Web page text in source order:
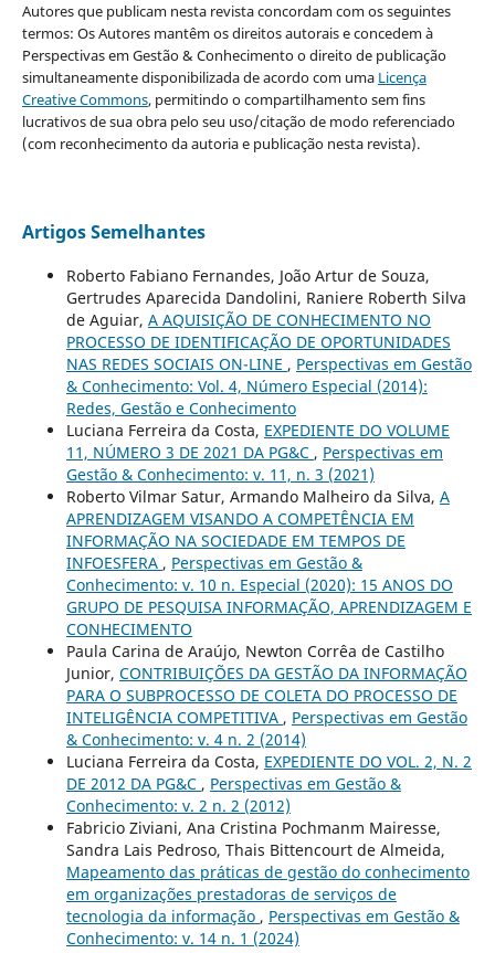
Autores que publicam nesta revista concordam com os seguintes
termos: Os Autores mantêm os direitos autorais e concedem à
Perspectivas em Gestão & Conhecimento o direito de publicação
simultaneamente disponibilizada de acordo com uma Licença
Creative Commons, permitindo o compartilhamento sem fins
lucrativos de sua obra pelo seu uso/citação de modo referenciado
(com reconhecimento da autoria e publicação nesta revista).
Artigos Semelhantes
Roberto Fabiano Fernandes, João Artur de Souza,
Gertrudes Aparecida Dandolini, Raniere Roberth Silva
de Aguiar, A AQUISIÇÃO DE CONHECIMENTO NO
PROCESSO DE IDENTIFICAÇÃO DE OPORTUNIDADES
NAS REDES SOCIAIS ON-LINE , Perspectivas em Gestão
& Conhecimento: Vol. 4, Número Especial (2014):
Redes, Gestão e Conhecimento
Luciana Ferreira da Costa, EXPEDIENTE DO VOLUME
11, NÚMERO 3 DE 2021 DA PG&C , Perspectivas em
Gestão & Conhecimento: v. 11, n. 3 (2021)
Roberto Vilmar Satur, Armando Malheiro da Silva, A
APRENDIZAGEM VISANDO A COMPETÊNCIA EM
INFORMAÇÃO NA SOCIEDADE EM TEMPOS DE
INFOESFERA , Perspectivas em Gestão &
Conhecimento: v. 10 n. Especial (2020): 15 ANOS DO
GRUPO DE PESQUISA INFORMAÇÃO, APRENDIZAGEM E
CONHECIMENTO
Paula Carina de Araújo, Newton Corrêa de Castilho
Junior, CONTRIBUIÇÕES DA GESTÃO DA INFORMAÇÃO
PARA O SUBPROCESSO DE COLETA DO PROCESSO DE
INTELIGÊNCIA COMPETITIVA , Perspectivas em Gestão
& Conhecimento: v. 4 n. 2 (2014)
Luciana Ferreira da Costa, EXPEDIENTE DO VOL. 2, N. 2
DE 2012 DA PG&C , Perspectivas em Gestão &
Conhecimento: v. 2 n. 2 (2012)
Fabricio Ziviani, Ana Cristina Pochmanm Mairesse,
Sandra Lais Pedroso, Thais Bittencourt de Almeida,
Mapeamento das práticas de gestão do conhecimento
em organizações prestadoras de serviços de
tecnologia da informação , Perspectivas em Gestão &
Conhecimento: v. 14 n. 1 (2024)